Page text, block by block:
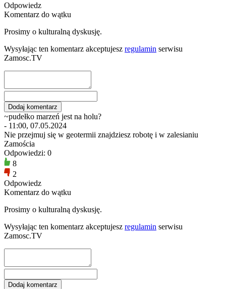
Odpowiedz
Komentarz do wątku
Prosimy o kulturalną dyskusję.
Wysyłając ten komentarz akceptujesz regulamin serwisu
Zamosc.TV
~pudełko marzeń jest na holu?
- 11:00, 07.05.2024
Nie przejmuj się w geotermii znajdziesz robotę i w zalesianiu
Zamościa
Odpowiedzi: 0
8
2
Odpowiedz
Komentarz do wątku
Prosimy o kulturalną dyskusję.
Wysyłając ten komentarz akceptujesz regulamin serwisu
Zamosc.TV